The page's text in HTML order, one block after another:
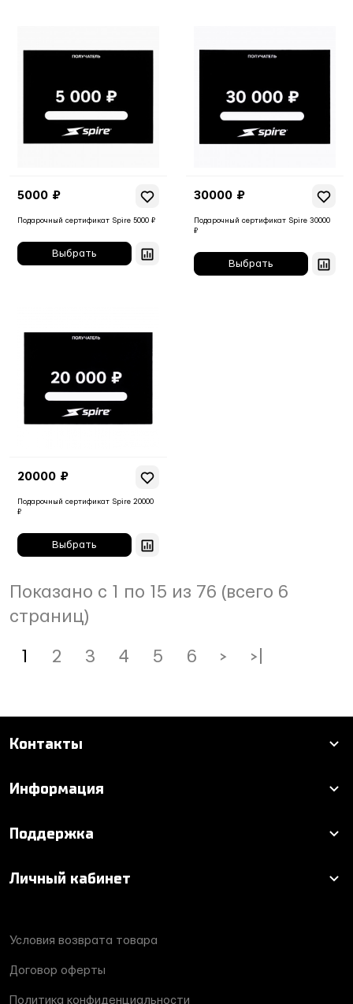
5000 ₽
Подарочный сертификат Spire 5000 ₽
30000 ₽
Подарочный сертификат Spire 30000
₽
20000 ₽
Подарочный сертификат Spire 20000
₽
Показано с 1 по 15 из 76 (всего 6
страниц)
1 2 3 4 5 6 > >|
Контакты
Информация
Поддержка
Личный кабинет
Условия возврата товара
Договор оферты
Политика конфиденциальности